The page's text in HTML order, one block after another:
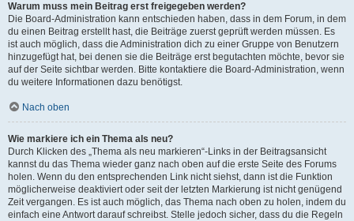
Warum muss mein Beitrag erst freigegeben werden?
Die Board-Administration kann entschieden haben, dass in dem Forum, in dem
du einen Beitrag erstellt hast, die Beiträge zuerst geprüft werden müssen. Es
ist auch möglich, dass die Administration dich zu einer Gruppe von Benutzern
hinzugefügt hat, bei denen sie die Beiträge erst begutachten möchte, bevor sie
auf der Seite sichtbar werden. Bitte kontaktiere die Board-Administration, wenn
du weitere Informationen dazu benötigst.
Nach oben
Wie markiere ich ein Thema als neu?
Durch Klicken des „Thema als neu markieren“-Links in der Beitragsansicht
kannst du das Thema wieder ganz nach oben auf die erste Seite des Forums
holen. Wenn du den entsprechenden Link nicht siehst, dann ist die Funktion
möglicherweise deaktiviert oder seit der letzten Markierung ist nicht genügend
Zeit vergangen. Es ist auch möglich, das Thema nach oben zu holen, indem du
einfach eine Antwort darauf schreibst. Stelle jedoch sicher, dass du die Regeln